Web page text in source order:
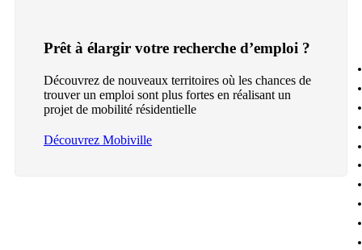
Prêt à élargir votre recherche d’emploi ?
Découvrez de nouveaux territoires où les chances de
trouver un emploi sont plus fortes en réalisant un
projet de mobilité résidentielle
Découvrez Mobiville